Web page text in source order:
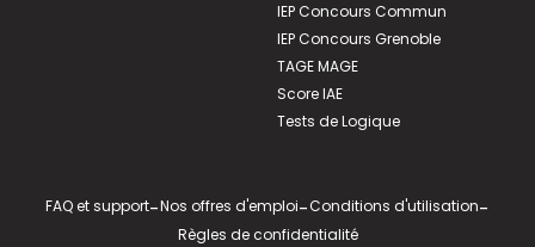
IEP Concours Commun
IEP Concours Grenoble
TAGE MAGE
Score IAE
Tests de Logique
FAQ et support-Nos offres d'emploi-Conditions d'utilisation-
Règles de confidentialité